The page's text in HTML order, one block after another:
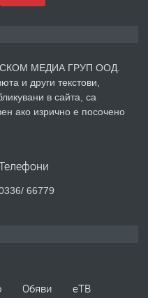
преди 1 година
ЕСКОМ МЕДИА ГРУП ООД.
и други текстови,
в сайта, са
ако изрично е посочено
66779
Обяви
еТВ